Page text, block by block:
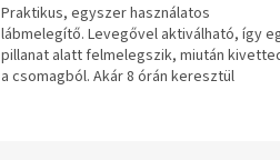
Praktikus, egyszer használatos
lábmelegítő. Levegővel aktiválható, így
pillanat alatt felmelegszik, miután
a csomagból. Akár 8 órán keresztül